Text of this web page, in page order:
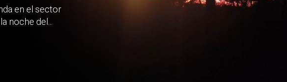
en el sector
noche del...